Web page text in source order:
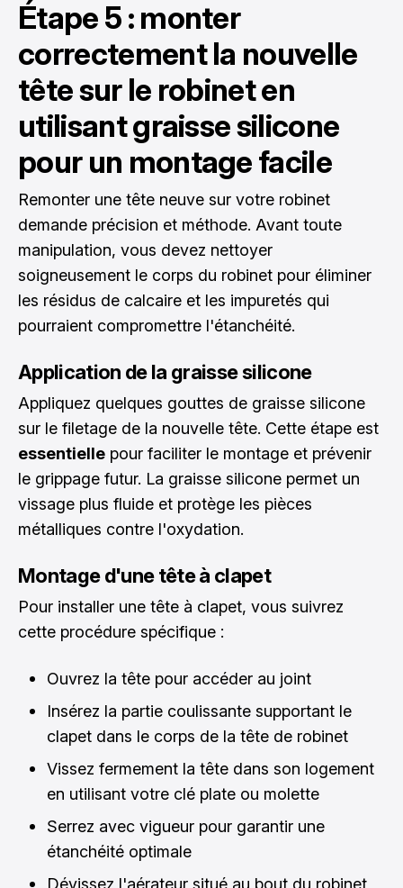
Étape 5 : monter
correctement la nouvelle
tête sur le robinet en
utilisant graisse silicone
pour un montage facile
Remonter une tête neuve sur votre robinet
demande précision et méthode. Avant toute
manipulation, vous devez nettoyer
soigneusement le corps du robinet pour éliminer
les résidus de calcaire et les impuretés qui
pourraient compromettre l'étanchéité.
Application de la graisse silicone
Appliquez quelques gouttes de graisse silicone
sur le filetage de la nouvelle tête. Cette étape est
essentielle pour faciliter le montage et prévenir
le grippage futur. La graisse silicone permet un
vissage plus fluide et protège les pièces
métalliques contre l'oxydation.
Montage d'une tête à clapet
Pour installer une tête à clapet, vous suivrez
cette procédure spécifique :
Ouvrez la tête pour accéder au joint
Insérez la partie coulissante supportant le
clapet dans le corps de la tête de robinet
Vissez fermement la tête dans son logement
en utilisant votre clé plate ou molette
Serrez avec vigueur pour garantir une
étanchéité optimale
Dévissez l'aérateur situé au bout du robinet